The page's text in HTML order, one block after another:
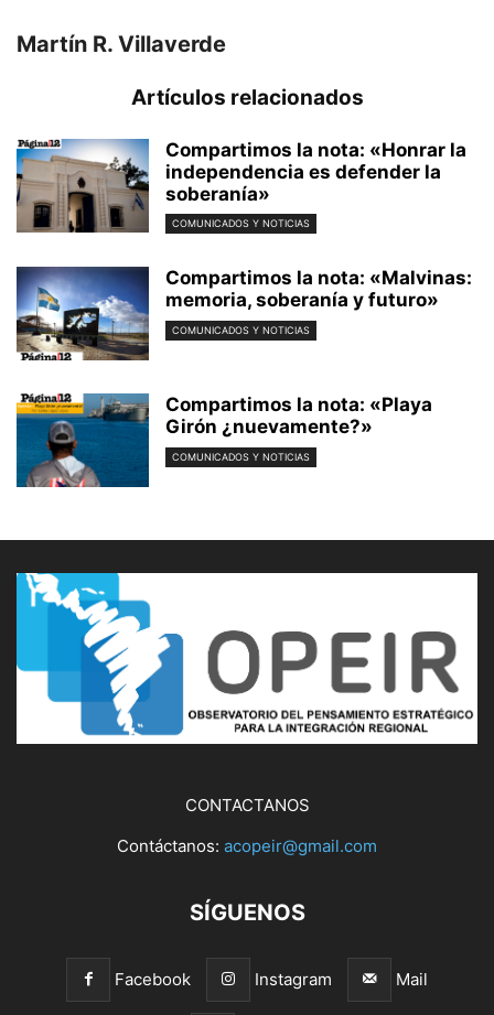
Martín R. Villaverde
Artículos relacionados
Compartimos la nota: «Honrar la
independencia es defender la
soberanía»
COMUNICADOS Y NOTICIAS
Compartimos la nota: «Malvinas:
memoria, soberanía y futuro»
COMUNICADOS Y NOTICIAS
Compartimos la nota: «Playa
Girón ¿nuevamente?»
COMUNICADOS Y NOTICIAS
CONTACTANOS
Contáctanos: acopeir@gmail.com
SÍGUENOS
Facebook Instagram Mail